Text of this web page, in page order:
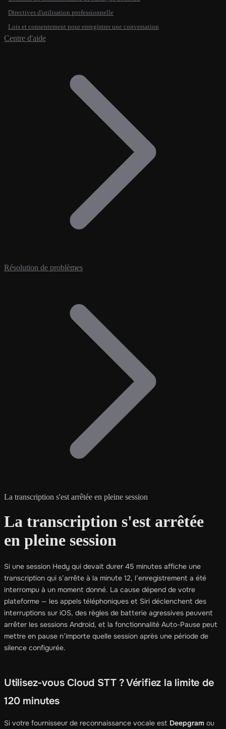
Directives d'utilisation professionnelle
Lois et consentement pour enregistrer une conversation
Centre d'aide
Résolution de problèmes
La transcription s'est arrêtée en pleine session
La transcription s'est arrêtée
en pleine session
Si une session Hedy qui devait durer 45 minutes affiche une
transcription qui s’arrête à la minute 12, l’enregistrement a été
interrompu à un moment donné. La cause dépend de votre
plateforme — les appels téléphoniques et Siri déclenchent des
interruptions sur iOS, des règles de batterie agressives peuvent
arrêter les sessions Android, et la fonctionnalité Auto-Pause peut
mettre en pause n’importe quelle session après une période de
silence configurée.
Utilisez-vous Cloud STT ? Vérifiez la limite de
120 minutes
Si votre fournisseur de reconnaissance vocale est Deepgram ou